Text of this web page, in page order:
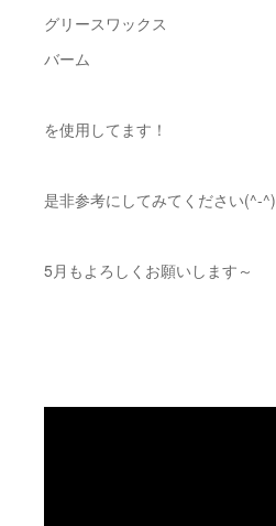
グリースワックス
バーム
を使用してます！
是非参考にしてみてください(^-^)
5月もよろしくお願いします～